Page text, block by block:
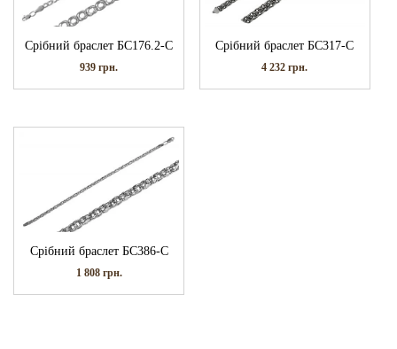
Срібний браслет БС176.2-С
939грн.
Срібний браслет БС317-С
4 232грн.
Срібний браслет БС386-С
1 808 грн.